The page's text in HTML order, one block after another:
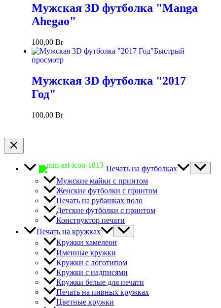
Мужская 3D футболка "Manga
Ahegao"
100,00 Br
Быстрый
просмотр
Мужская 3D футболка "2017
Год"
100,00 Br
Печать на футболках
Мужские майки с принтом
Женские футболки с принтом
Печать на рубашках поло
Детские футболки с принтом
Конструктор печати
Печать на кружках
Кружки хамелеон
Именные кружки
Кружки с логотипом
Кружки с надписями
Кружки белые для печати
Печать на пивных кружках
Цветные кружки